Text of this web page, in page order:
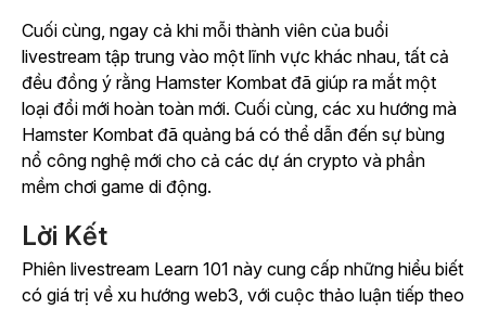
Cuối cùng, ngay cả khi mỗi thành viên của buổi
livestream tập trung vào một lĩnh vực khác nhau, tất cả
đều đồng ý rằng Hamster Kombat đã giúp ra mắt một
loại đổi mới hoàn toàn mới. Cuối cùng, các xu hướng mà
Hamster Kombat đã quảng bá có thể dẫn đến sự bùng
nổ công nghệ mới cho cả các dự án crypto và phần
mềm chơi game di động.
Lời Kết
Phiên livestream Learn 101 này cung cấp những hiểu biết
có giá trị về xu hướng web3, với cuộc thảo luận tiếp theo